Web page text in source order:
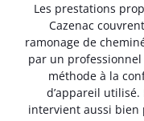
Les prestations
Cazenac
ramonage de
par un professionnel
méthode à la
d’appareil utilisé.
intervient aussi bien